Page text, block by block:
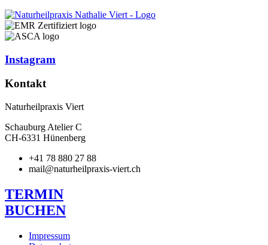
Instagram
Kontakt
Naturheilpraxis Viert
Schauburg Atelier C
CH-6331 Hünenberg
+41 78 880 27 88
mail@naturheilpraxis-viert.ch
TERMIN
BUCHEN
Impressum